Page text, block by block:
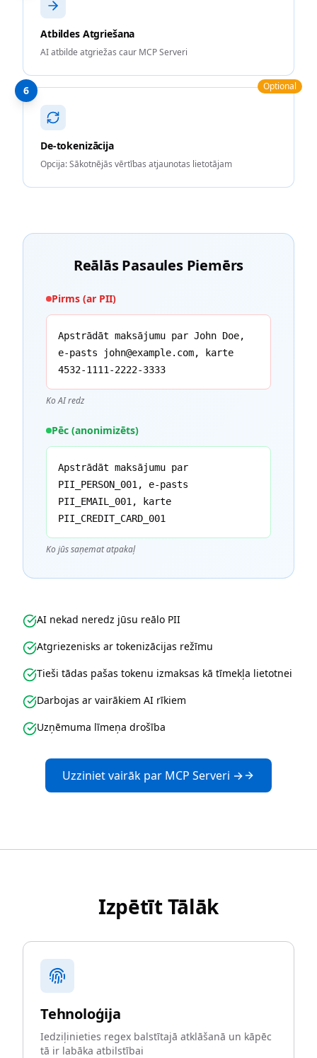
Atbildes Atgriešana
AI atbilde atgriežas caur MCP Serveri
6 Optional
De-tokenizācija
Opcija: Sākotnējās vērtības atjaunotas lietotājam
Reālās Pasaules Piemērs
Pirms (ar PII)
Apstrādāt maksājumu par John Doe,
e-pasts john@example.com, karte
4532-1111-2222-3333
Ko AI redz
Pēc (anonimizēts)
Apstrādāt maksājumu par
PII_PERSON_001, e-pasts
PII_EMAIL_001, karte
PII_CREDIT_CARD_001
Ko jūs saņemat atpakaļ
AI nekad neredz jūsu reālo PII
Atgriezenisks ar tokenizācijas režīmu
Tieši tādas pašas tokenu izmaksas kā tīmekļa lietotnei
Darbojas ar vairākiem AI rīkiem
Uzņēmuma līmeņa drošība
Uzziniet vairāk par MCP Serveri →
Izpētīt Tālāk
Tehnoloģija
Iedziļinieties regex balstītajā atklāšanā un kāpēc
tā ir labāka atbilstībai